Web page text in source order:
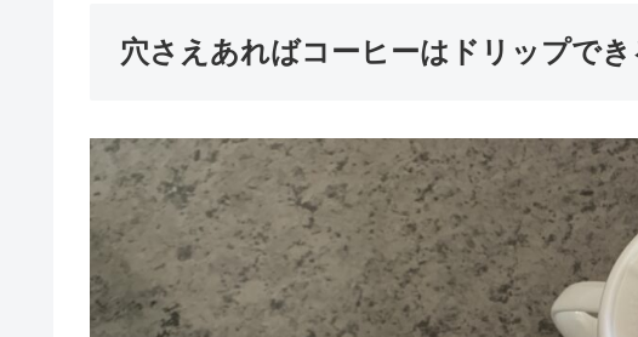
穴さえあればコーヒーはドリップでき